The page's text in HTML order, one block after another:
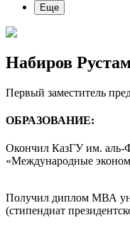
Еще
Набиров
Первый заместитель
ОБРАЗОВАНИЕ:
Окончил КазГУ им. аль-
«Международные
Получил диплом МВА
(стипендиат